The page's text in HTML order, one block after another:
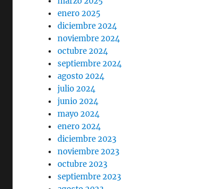
enero 2025
diciembre 2024
noviembre 2024
octubre 2024
septiembre 2024
agosto 2024
julio 2024
junio 2024
mayo 2024
enero 2024
diciembre 2023
noviembre 2023
octubre 2023
septiembre 2023